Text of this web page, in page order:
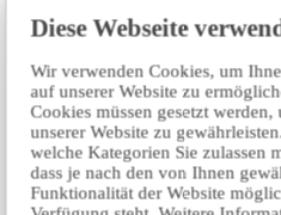
Diese Webseite
Wir verwenden Cookies, um
auf unserer Website zu
Cookies müssen gesetzt
unserer Website zu
welche Kategorien Sie zulassen
dass je nach den von Ihnen
Funktionalität der Website